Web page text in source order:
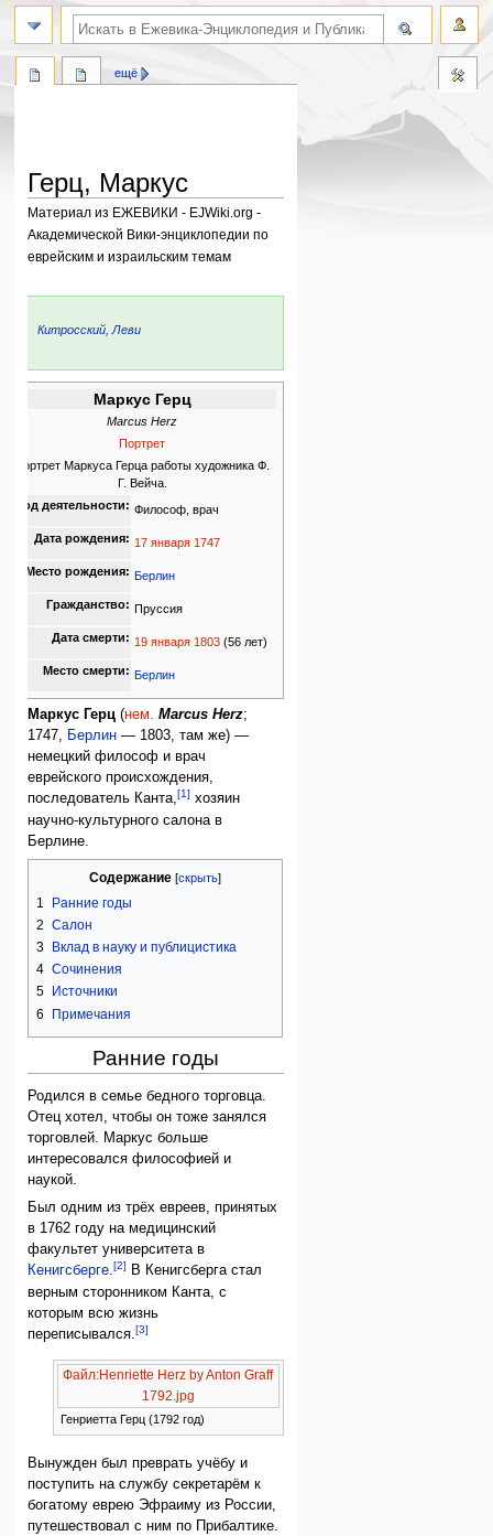
Герц, Маркус
Материал из ЕЖЕВИКИ - EJWiki.org -
Академической Вики-энциклопедии по
еврейским и израильским темам
Перейти
навигации
Перейти
поиску
Китросский, Леви
Маркус Герц
Marcus Herz
Портрет
Портрет Маркуса Герца работы художника Ф.
Г. Вейча.
Род деятельности: Философ, врач
Дата рождения: 17 января 1747
Место рождения: Берлин
Гражданство: Пруссия
Дата смерти: 19 января 1803(56 лет)
Место смерти: Берлин
Маркус Герц (нем. Marcus Herz;
1747, Берлин — 1803, там же) —
немецкий философ и врач
еврейского происхождения,
последователь Канта,[1] хозяин
научно-культурного салона в
Берлине.
Содержание
1
Ранние годы
2 Салон
3
Вклад в науку и публицистика
4 Сочинения
5
Источники
6
Примечания
Ранние годы
Родился в семье бедного торговца.
Отец хотел, чтобы он тоже занялся
торговлей. Маркус больше
интересовался философией и
наукой.
Был одним из трёх евреев, принятых
в 1762 году на медицинский
факультет университета в
Кенигсберге.[2]
В Кенигсберга стал
верным сторонником Канта, с
которым всю жизнь
переписывался.[3]
Файл:Henriette Herz by Anton Graff
1792.jpg
Генриетта Герц (1792 год)
Вынужден был преврать учёбу и
поступить на службу секретарём к
богатому еврею Эфраиму из России,
путешествовал с ним по Прибалтике.
ещё
поиск по словам